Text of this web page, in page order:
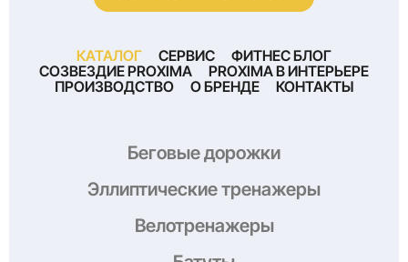
КАТАЛОГ СЕРВИС
ФИТНЕС БЛОГ
СОЗВЕЗДИЕ PROXIMA
PROXIMA В ИНТЕРЬЕРЕ
ПРОИЗВОДСТВО
О БРЕНДЕ КОНТАКТЫ
Беговые дорожки
Эллиптические тренажеры
Велотренажеры